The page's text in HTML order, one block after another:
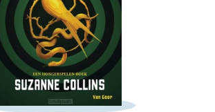
je review!